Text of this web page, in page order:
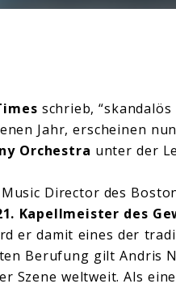
schrieb,
Jahr, erscheinen nun
Orchestra unter der
Director des
Kapellmeister des
er damit eines der
Berufung gilt Andris
Szene weltweit. Als